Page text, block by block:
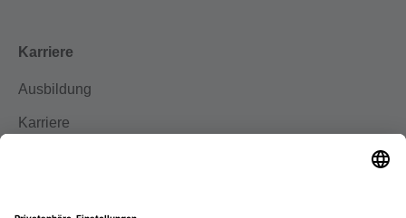
Karriere
Ausbildung
Karriere